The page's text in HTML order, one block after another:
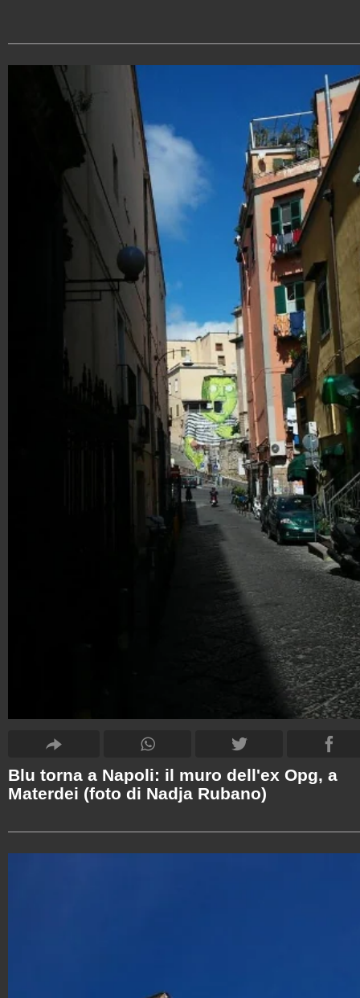
Blu torna a Napoli: il muro dell'ex Opg, a
Materdei (foto di Nadja Rubano)